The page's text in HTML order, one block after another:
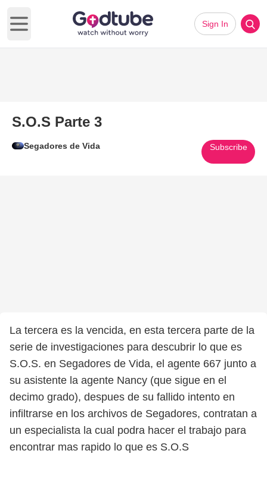
Open main menu
Sign In
S.O.S Parte 3
Segadores de Vida Subscribe
La tercera es la vencida, en esta tercera parte de la
serie de investigaciones para descubrir lo que es
S.O.S. en Segadores de Vida, el agente 667 junto a
su asistente la agente Nancy (que sigue en el
decimo grado), despues de su fallido intento en
infiltrarse en los archivos de Segadores, contratan a
un especialista la cual podra hacer el trabajo para
encontrar mas rapido lo que es S.O.S